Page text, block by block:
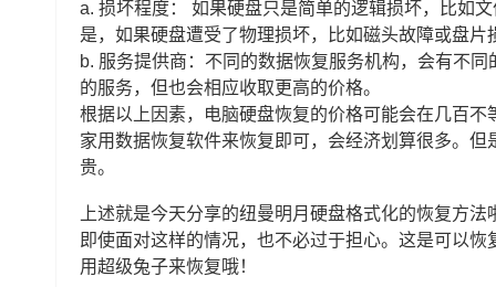
a. 损坏程度： 如果硬盘只是简单的逻辑损坏，比如
是，如果硬盘遭受了物理损坏，比如磁头故障或盘
b. 服务提供商：不同的数据恢复服务机构，会有不
的服务，但也会相应收取更高的价格。
根据以上因素，电脑硬盘恢复的价格可能会在几百
家用数据恢复软件来恢复即可，会经济划算很多。
贵。
上述就是今天分享的纽曼明月硬盘格式化的恢复方
即使面对这样的情况，也不必过于担心。这是可以
用超级兔子来恢复哦！